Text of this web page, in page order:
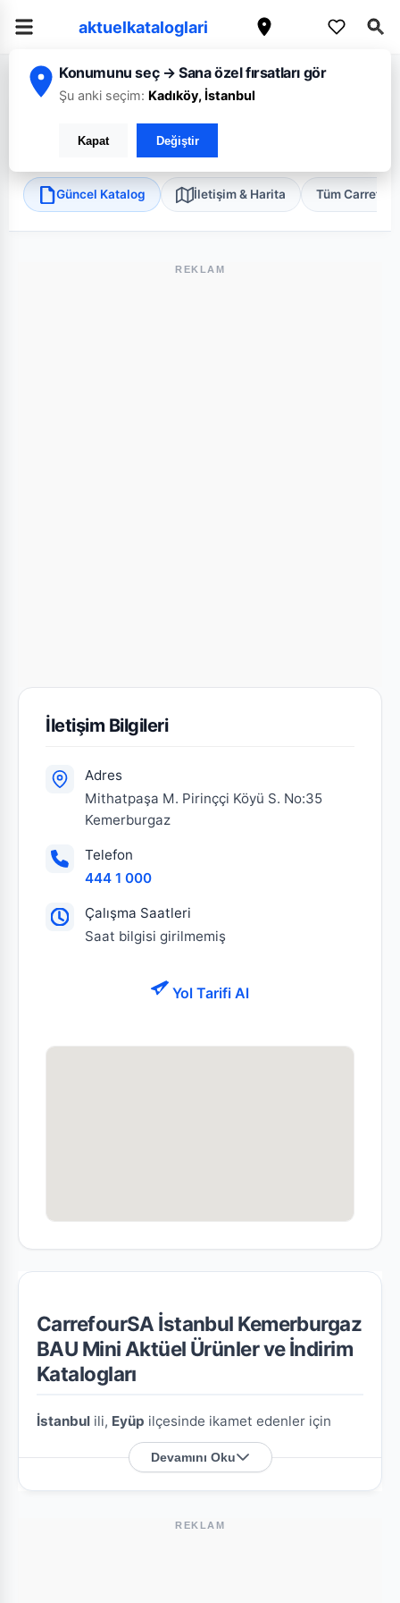
aktuelkataloglari
Konumunu seç → Sana özel fırsatları gör
Şu anki seçim: Kadıköy, İstanbul
Kapat Değiştir
Ana Sayfa/İstanbul /CarrefourSA/İstanbul Kemerburgaz BAU Mini
Eyüp, İstanbul •
Güncel Katalog İletişim & Harita Tüm
REKLAM
İletişim Bilgileri
Adres
Mithatpaşa M. Pirinççi Köyü S. No:35
Kemerburgaz
Telefon
444 1 000
Çalışma Saatleri
Saat bilgisi girilmemiş
Yol Tarifi Al
CarrefourSA İstanbul Kemerburgaz
BAU Mini Aktüel Ürünler ve İndirim
Katalogları
İstanbul ili, Eyüp ilçesinde ikamet edenler için
CarrefourSA İstanbul Kemerburgaz BAU Mini
şubesine özel en güncel indirim broşürlerini ve
aktüel ürün fırsatlarını bu sayfada derledik.
CarrefourSA İstanbul Kemerburgaz BAU
Devamını Oku
REKLAM